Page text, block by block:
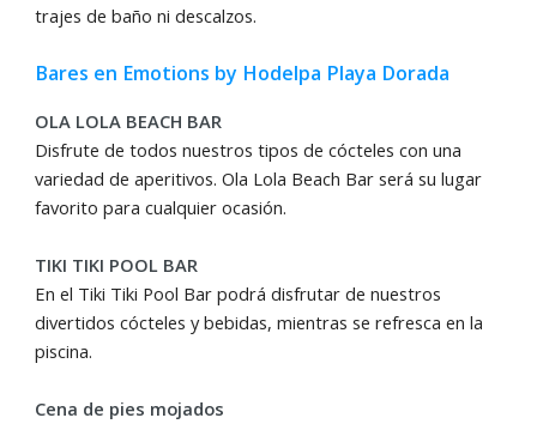
trajes de baño ni descalzos.
Bares en Emotions by Hodelpa Playa Dorada
OLA LOLA BEACH BAR
Disfrute de todos nuestros tipos de cócteles con una
variedad de aperitivos. Ola Lola Beach Bar será su lugar
favorito para cualquier ocasión.
TIKI TIKI POOL BAR
En el Tiki Tiki Pool Bar podrá disfrutar de nuestros
divertidos cócteles y bebidas, mientras se refresca en la
piscina.
Cena de pies mojados